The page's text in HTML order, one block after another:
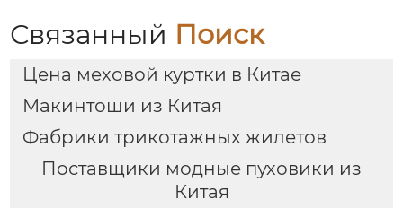
Связанный Поиск
Цена меховой куртки в Китае
Макинтоши из Китая
Фабрики трикотажных жилетов
Поставщики модные пуховики из
Китая